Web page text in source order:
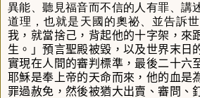
異能、聽見福音而不信的人有罪、講
道理，也就是天國的奧祕、並告訴世
我，就當捨己，背起他的十字架，來
生。」預言聖殿被毀，以及世界末日
實現在人間的審判標準，最後二十六
耶穌是奉上帝的天命而來，他的血是
罪過赦免，然後被猶大出賣、審問、